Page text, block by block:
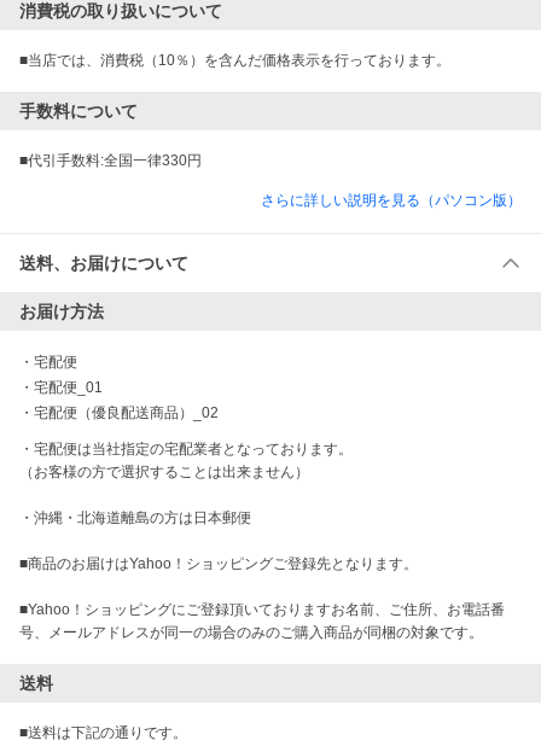
消費税の取り扱いについて
■当店では、消費税（10％）を含んだ価格表示を行っております。
手数料について
■代引手数料:全国一律330円
さらに詳しい説明を見る（パソコン版）
送料、お届けについて
お届け方法
・ 宅配便
・ 宅配便_01
・ 宅配便（優良配送商品）_02
・宅配便は当社指定の宅配業者となっております。
（お客様の方で選択することは出来ません）
・沖縄・北海道離島の方は日本郵便
■商品のお届けはYahoo！ショッピングご登録先となります。
■Yahoo！ショッピングにご登録頂いておりますお名前、ご住所、お電話番
号、メールアドレスが同一の場合のみのご購入商品が同梱の対象です。
送料
■送料は下記の通りです。